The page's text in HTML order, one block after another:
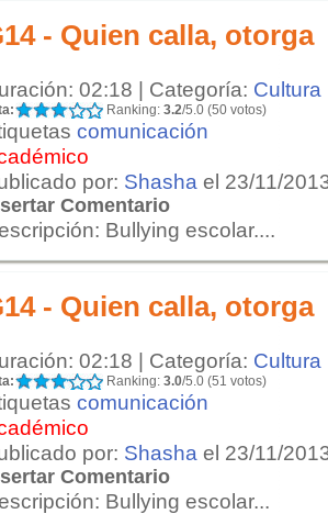
- Quien calla, otorga
02:18 | Categoría: Cultura
Ranking: 3.2/5.0 (50 votos)
comunicación
por: Shasha el 23/11/
Comentario
Bullying escolar....
- Quien calla, otorga
02:18 | Categoría: Cultura
Ranking: 3.0/5.0 (51 votos)
comunicación
por: Shasha el 23/11/
Comentario
Bullying escolar...